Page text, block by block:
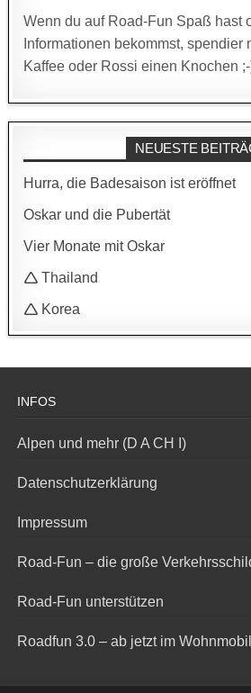
Wenn du auf Road-Fun Spaß hast
Informationen bekommst, spendier
Kaffee oder Rossi einen Knochen
NEUESTE
Hurra, die Badesaison ist eröffnet
Oskar und die Pubertät
Vier Monate mit Oskar
🛆 Thailand
🛆 Korea
INFOS
Alpen und mehr (D A CH I)
Datenschutzerklärung
Impressum
Road-Fun – die große
Road-Fun unterstützen
Roadfun 3.0 – ab jetzt im Wohnmobil